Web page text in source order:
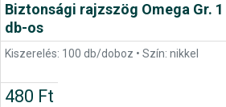
Biztonsági rajzszög Omega Gr.
db-os
Kiszerelés: 100 db/doboz • Szín: nikkel
480 Ft